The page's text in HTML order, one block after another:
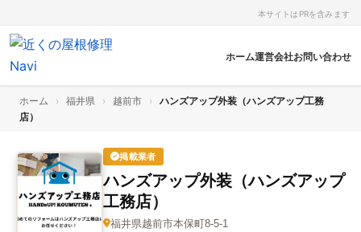
本サイトはPRを含みます
ホーム運営会社お問い合わせ
ホーム › 福井県 › 越前市 ›
ハンズアップ外装（ハンズアップ工務
店）
掲載業者
ハンズアップ外装（ハンズアップ
工務店）
福井県越前市本保町8-5-1